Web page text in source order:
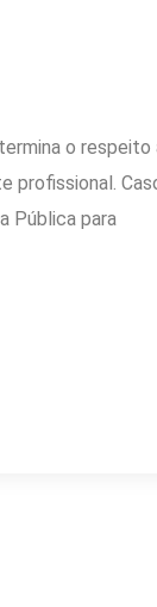
o respeito
profissional.
Pública para